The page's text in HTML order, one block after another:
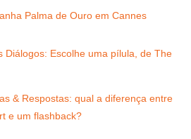
Palma de Ouro em Cannes
Diálogos: Escolhe uma pílula, de The
& Respostas: qual a diferença entre
e um flashback?